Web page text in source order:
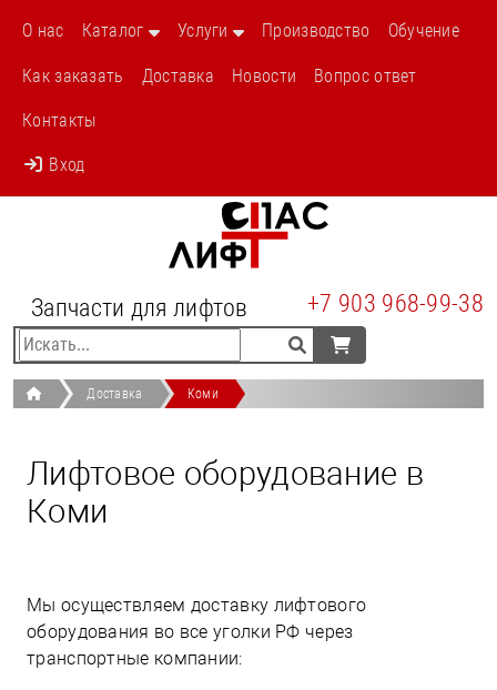
О нас
Каталог Услуги Производство Обучение
Как заказать Доставка Новости Вопрос ответ
Контакты
Вход
Запчасти для лифтов +7 903 968-99-38
Доставка Коми
Лифтовое оборудование в
Коми
Мы осуществляем доставку лифтового
оборудования во все уголки РФ через
транспортные компании: